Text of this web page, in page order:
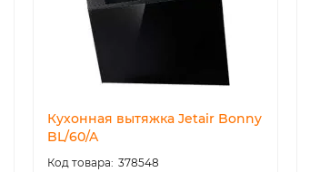
Кухонная вытяжка Jetair Bonny
BL/60/A
378548